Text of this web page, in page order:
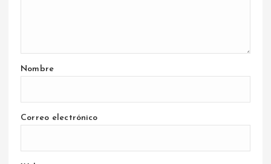
Nombre
Correo electrónico